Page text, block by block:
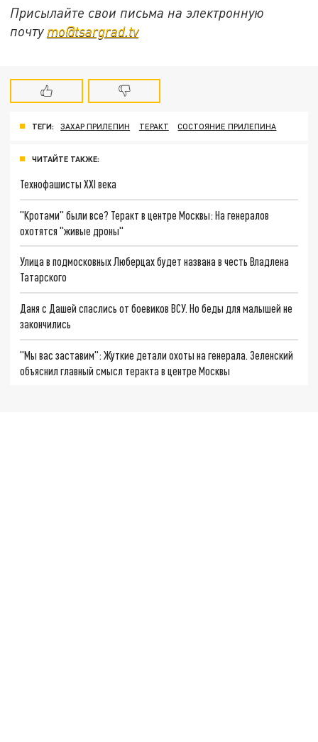
Присылайте свои письма на электронную
почту mo@tsargrad.tv
ТЕГИ: ЗАХАР ПРИЛЕПИН ТЕРАКТ СОСТОЯНИЕ ПРИЛЕПИНА
ЧИТАЙТЕ ТАКЖЕ:
Технофашисты XXI века
"Кротами" были все? Теракт в центре Москвы: На генералов
охотятся "живые дроны"
Улица в подмосковных Люберцах будет названа в честь Владлена
Татарского
Даня с Дашей спаслись от боевиков ВСУ. Но беды для малышей не
закончились
"Мы вас заставим": Жуткие детали охоты на генерала. Зеленский
объяснил главный смысл теракта в центре Москвы